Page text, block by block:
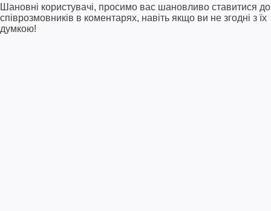
Шановні користувачі, просимо вас шановливо ставитися до
співрозмовників в коментарях, навіть якщо ви не згодні з їх
думкою!